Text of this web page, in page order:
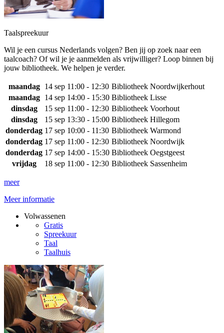
Taalspreekuur
Wil je een cursus Nederlands volgen? Ben jij op zoek naar een
taalcoach? Of wil je je aanmelden als vrijwilliger? Loop binnen bij
jouw bibliotheek. We helpen je verder.
maandag 14 sep 11:00 - 12:30 Bibliotheek Noordwijkerhout
maandag
14 sep 14:00 - 15:30 Bibliotheek Lisse
dinsdag
15 sep 11:00 - 12:30 Bibliotheek Voorhout
dinsdag
15 sep 13:30 - 15:00 Bibliotheek Hillegom
donderdag 17 sep 10:00 - 11:30 Bibliotheek Warmond
donderdag 17 sep 11:00 - 12:30 Bibliotheek Noordwijk
donderdag 17 sep 14:00 - 15:30 Bibliotheek Oegstgeest
vrijdag
18 sep 11:00 - 12:30 Bibliotheek Sassenheim
meer
Meer informatie
Volwassenen
Gratis
Spreekuur
Taal
Taalhuis